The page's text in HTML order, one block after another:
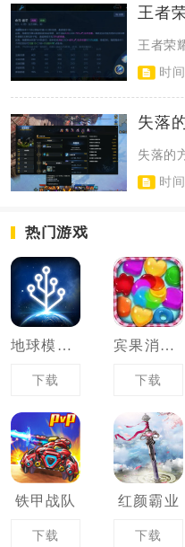
王者
时
失落
时
热门游戏
地球模拟器
下载
宾果消消消
下载
铁甲战队
下载
红颜霸业
下载